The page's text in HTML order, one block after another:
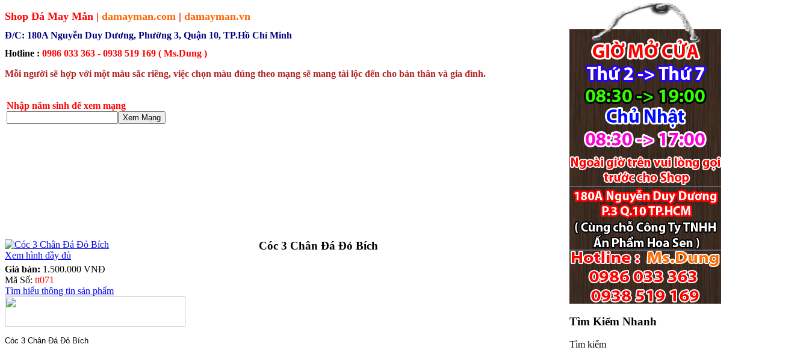
Shop Đá May Mắn | damayman.com | damayman.vn
Đ/C: 180A Nguyễn Duy Dương, Phường 3, Quận 10, TP.Hồ Chí Minh
Hotline : 0986 033 363 - 0938 519 169 ( Ms.Dung )
Mỗi người sẽ hợp với một màu sắc riêng, việc chọn màu đúng theo mạng sẽ mang tài lộc đến cho bản thân và gia đình.
Nhập năm sinh để xem mạng
Xem Mạng
Xem hình đầy đủ
Cóc 3 Chân Đá Đỏ Bích
Giá bán: 1.500.000 VNĐ
Mã Số: tt071
Tìm hiểu thông tin sản phẩm
Cóc 3 Chân Đá Đỏ Bích
Tìm Kiếm Nhanh
Tìm kiếm